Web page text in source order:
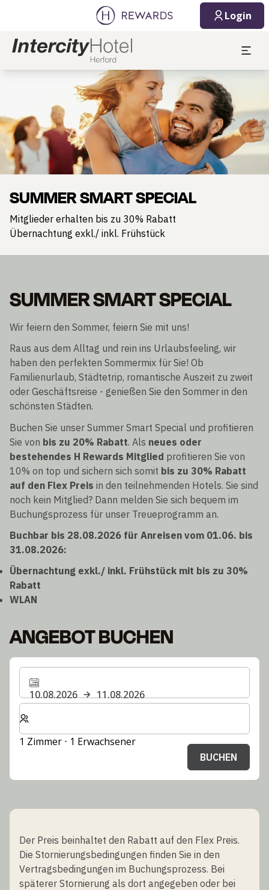
Login
SUMMER SMART SPECIAL
Mitglieder erhalten bis zu 30% Rabatt
Übernachtung exkl./ inkl. Frühstück
SUMMER SMART SPECIAL
Wir feiern den Sommer, feiern Sie mit uns!
Raus aus dem Alltag und rein ins Urlaubsfeeling, wir
haben den perfekten Sommermix für Sie! Ob
Familienurlaub, Städtetrip, romantische Auszeit zu zweit
oder Geschäftsreise - genießen Sie den Sommer in den
schönsten Städten.
Buchen Sie unser Summer Smart Special und profitieren
Sie von bis zu 20% Rabatt. Als neues oder
bestehendes H Rewards Mitglied profitieren Sie von
10% on top und sichern sich somit bis zu 30% Rabatt
auf den Flex Preis in den teilnehmenden Hotels. Sie sind
noch kein Mitglied? Dann melden Sie sich bequem im
Buchungsprozess für unser Treueprogramm an.
Buchbar bis 28.08.2026 für Anreisen vom 01.06. bis
31.08.2026:
Übernachtung exkl./ inkl. Frühstück mit bis zu 30%
Rabatt
WLAN
ANGEBOT BUCHEN
10.08.2026
11.08.2026
Wählen Sie die Anzahl der Zimmer und Gäste für Ihren
1 Zimmer ⋅ 1 Erwachsener
BUCHEN
Der Preis beinhaltet den Rabatt auf den Flex Preis.
Die Stornierungsbedingungen finden Sie in den
Vertragsbedingungen im Buchungsprozess. Bei
späterer Stornierung als dort angegeben oder bei